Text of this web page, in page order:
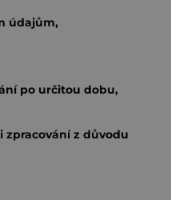
údajům,
po určitou dobu,
z důvodu